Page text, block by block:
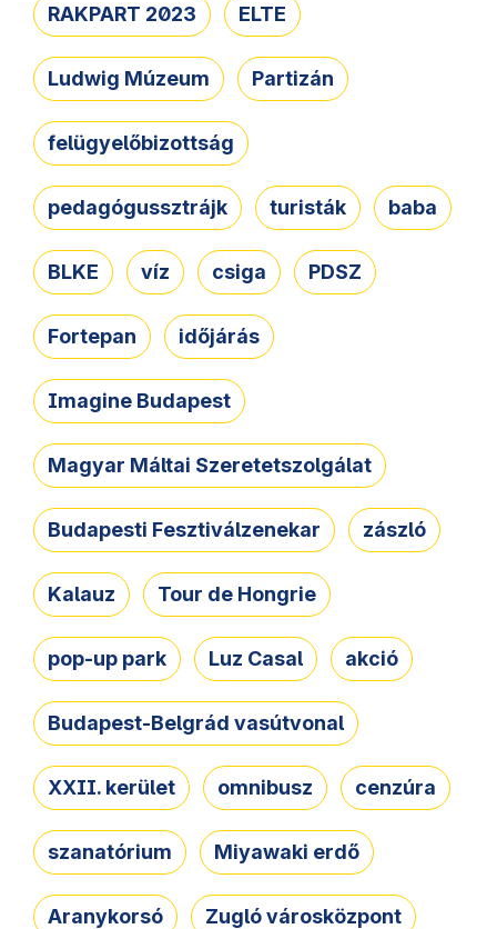
RAKPART 2023 ELTE
Ludwig Múzeum Partizán
felügyelőbizottság
pedagógussztrájk turisták baba
BLKE víz csiga PDSZ
Fortepan időjárás
Imagine Budapest
Magyar Máltai Szeretetszolgálat
Budapesti Fesztiválzenekar zászló
Kalauz Tour de Hongrie
pop-up park Luz Casal akció
Budapest-Belgrád vasútvonal
XXII. kerület omnibusz cenzúra
szanatórium Miyawaki erdő
Aranykorsó Zugló városközpont